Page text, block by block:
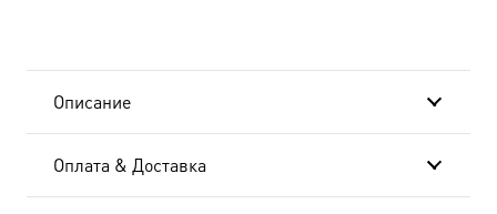
Описание
Оплата & Доставка